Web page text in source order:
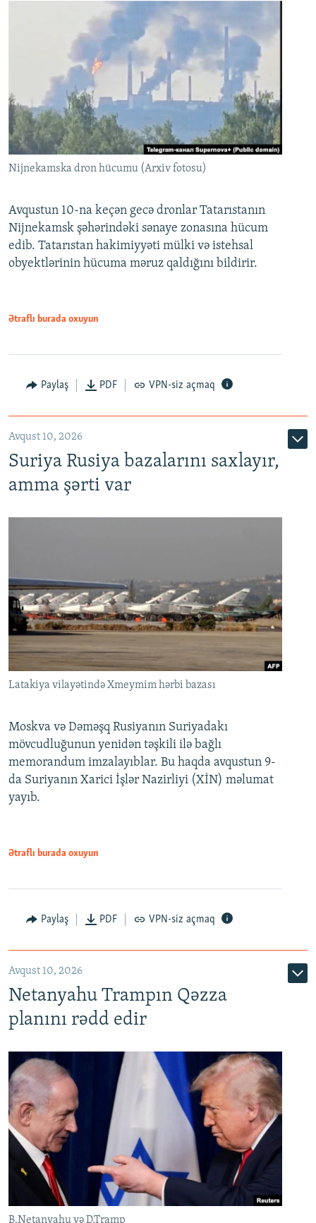
Nijnekamska dron hücumu (Arxiv fotosu)
Avqustun 10-na keçən gecə dronlar Tatarıstanın
Nijnekamsk şəhərindəki sənaye zonasına hücum
edib. Tatarıstan hakimiyyəti mülki və istehsal
obyektlərinin hücuma məruz qaldığını bildirir.
Ətraflı burada oxuyun
Paylaş PDF VPN-siz açmaq
Avqust 10, 2026
Suriya Rusiya bazalarını saxlayır,
amma şərti var
Latakiya vilayətində Xmeymim hərbi bazası
Moskva və Dəməşq Rusiyanın Suriyadakı
mövcudluğunun yenidən təşkili ilə bağlı
memorandum imzalayıblar. Bu haqda avqustun 9-
da Suriyanın Xarici İşlər Nazirliyi (XİN) məlumat
yayıb.
Ətraflı burada oxuyun
Paylaş PDF VPN-siz açmaq
Avqust 10, 2026
Netanyahu Trampın Qəzza
planını rədd edir
B.Netanyahu və D.Tramp